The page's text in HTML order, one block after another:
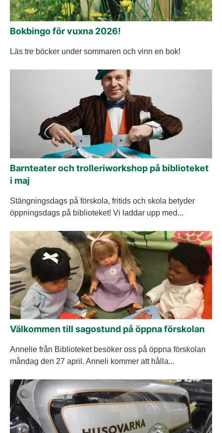
Bokbingo för vuxna 2026!
Läs tre böcker under sommaren och vinn en bok!
Barnteater och trolleriworkshop på biblioteket
i maj
Stängningsdags på förskola, fritids och skola betyder
öppningsdags på biblioteket! Vi laddar upp med...
Välkommen till sagostund på öppna förskolan
Annelie från Biblioteket besöker oss på öppna förskolan
måndag den 27 april. Anneli kommer att hålla...